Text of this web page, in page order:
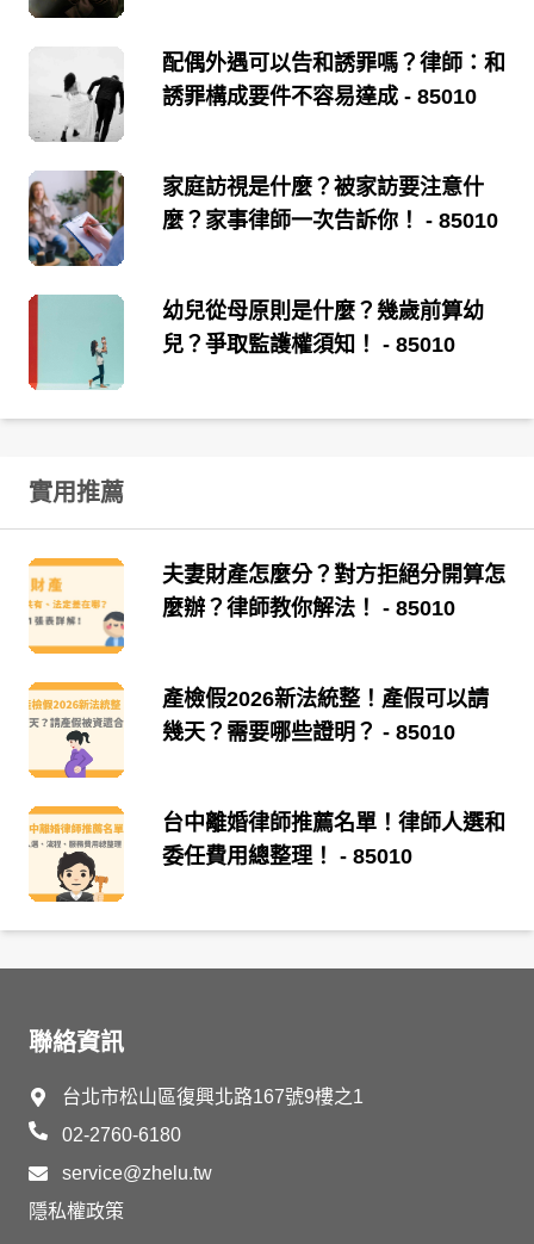
配偶外遇可以告和誘罪嗎？律師：和
誘罪構成要件不容易達成 - 85010
家庭訪視是什麼？被家訪要注意什
麼？家事律師一次告訴你！ - 85010
幼兒從母原則是什麼？幾歲前算幼
兒？爭取監護權須知！ - 85010
實用推薦
夫妻財產怎麼分？對方拒絕分開算怎
麼辦？律師教你解法！ - 85010
產檢假2026新法統整！產假可以請
幾天？需要哪些證明？ - 85010
台中離婚律師推薦名單！律師人選和
委任費用總整理！ - 85010
聯絡資訊
台北市松山區復興北路167號9樓之1
02-2760-6180
service@zhelu.tw
隱私權政策